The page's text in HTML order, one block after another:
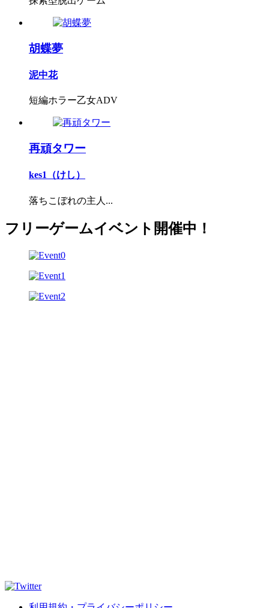
胡蝶夢
泥中花
短編ホラー乙女ADV
再頑タワー
kes1（けし）
落ちこぼれの主人...
フリーゲームイベント開催中！